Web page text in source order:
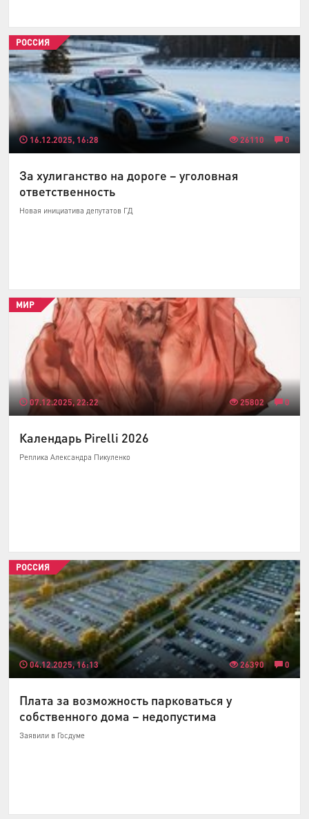
16.12.2025, 16:28 26110 0
РОССИЯ
За хулиганство на дороге – уголовная
ответственность
Новая инициатива депутатов ГД
07.12.2025, 22:22 25802 0
МИР
Календарь Pirelli 2026
Реплика Александра Пикуленко
04.12.2025, 16:13 26390 0
РОССИЯ
Плата за возможность парковаться у
собственного дома – недопустима
Заявили в Госдуме